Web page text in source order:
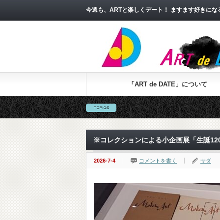
今週も、ARTと楽しくデート！ ますます好きに
「ART de DATE」について
※コレクションによる小企画展「生誕
2026-7-4 コメントを書く サダ